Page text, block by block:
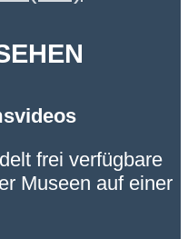
frei verfügbare
Museen auf einer